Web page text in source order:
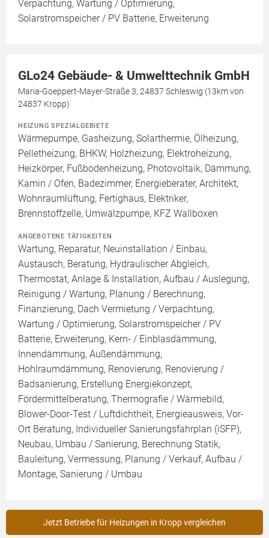
Verpachtung, Wartung / Optimierung,
Solarstromspeicher / PV Batterie, Erweiterung
GLo24 Gebäude- & Umwelttechnik GmbH
Maria-Goeppert-Mayer-Straße 3, 24837 Schleswig (13km von
24837 Kropp)
HEIZUNG SPEZIALGEBIETE
Wärmepumpe, Gasheizung, Solarthermie, Ölheizung,
Pelletheizung, BHKW, Holzheizung, Elektroheizung,
Heizkörper, Fußbodenheizung, Photovoltaik, Dämmung,
Kamin / Ofen, Badezimmer, Energieberater, Architekt,
Wohnraumlüftung, Fertighaus, Elektriker,
Brennstoffzelle, Umwälzpumpe, KFZ Wallboxen
ANGEBOTENE TÄTIGKEITEN
Wartung, Reparatur, Neuinstallation / Einbau,
Austausch, Beratung, Hydraulischer Abgleich,
Thermostat, Anlage & Installation, Aufbau / Auslegung,
Reinigung / Wartung, Planung / Berechnung,
Finanzierung, Dach Vermietung / Verpachtung,
Wartung / Optimierung, Solarstromspeicher / PV
Batterie, Erweiterung, Kern- / Einblasdämmung,
Innendämmung, Außendämmung,
Hohlraumdämmung, Renovierung, Renovierung /
Badsanierung, Erstellung Energiekonzept,
Fördermittelberatung, Thermografie / Wärmebild,
Blower-Door-Test / Luftdichtheit, Energieausweis, Vor-
Ort Beratung, Individueller Sanierungsfahrplan (iSFP),
Neubau, Umbau / Sanierung, Berechnung Statik,
Bauleitung, Vermessung, Planung / Verkauf, Aufbau /
Montage, Sanierung / Umbau
Jetzt Betriebe für Heizungen in Kropp vergleichen